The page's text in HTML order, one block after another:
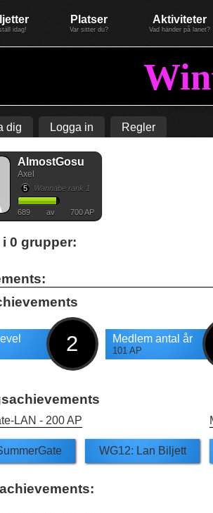
idag!
Platser
Var sitter du?
Aktiviteter
Vad händer på lanet?
dig Logga in Regler
AlmostGosu
Axel
5 Wannabe rank 1
689 av 700 AP
i 0 grupper:
2 Medlem antal år
101 AP
LAN - 200 AP
WG12: Lan Biljett